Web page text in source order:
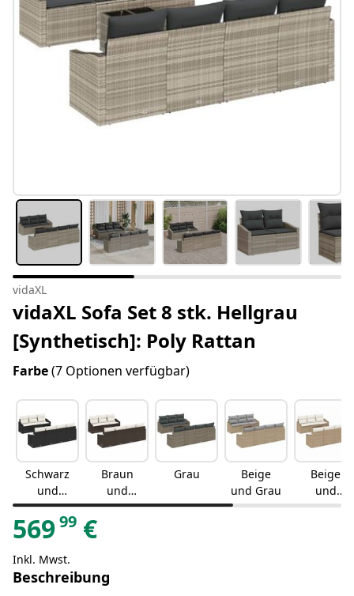
vidaXL
vidaXL Sofa Set 8 stk. Hellgrau
[Synthetisch]: Poly Rattan
Farbe(7 Optionen verfügbar)
Schwarz
und
Creme
Braun
und
Creme
Grau
Beige
und Grau
Beige
und
Creme
56999 €
Inkl. Mwst.
Beschreibung